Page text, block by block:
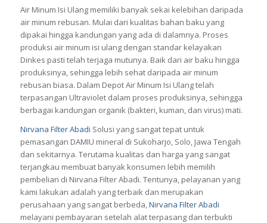
Air Minum Isi Ulang memiliki banyak sekai kelebihan daripada
air minum rebusan. Mulai dari kualitas bahan baku yang
dipakai hingga kandungan yang ada di dalamnya. Proses
produksi air minum isi ulang dengan standar kelayakan
Dinkes pasti telah terjaga mutunya. Baik dari air baku hingga
produksinya, sehingga lebih sehat daripada air minum
rebusan biasa. Dalam Depot Air Minum Isi Ulang telah
terpasangan Ultraviolet dalam proses produksinya, sehingga
berbagai kandungan organik (bakteri, kuman, dan virus) mati.
Nirvana Filter Abadi Solusi yang sangat tepat untuk
pemasangan DAMIU mineral di Sukoharjo, Solo, Jawa Tengah
dan sekitarnya. Terutama kualitas dan harga yang sangat
terjangkau membuat banyak konsumen lebih memilih
pembelian di Nirvana Filter Abadi. Tentunya, pelayanan yang
kami lakukan adalah yang terbaik dan merupakan
perusahaan yang sangat berbeda,Nirvana Filter Abadi
melayani pembayaran setelah alat terpasang dan terbukti